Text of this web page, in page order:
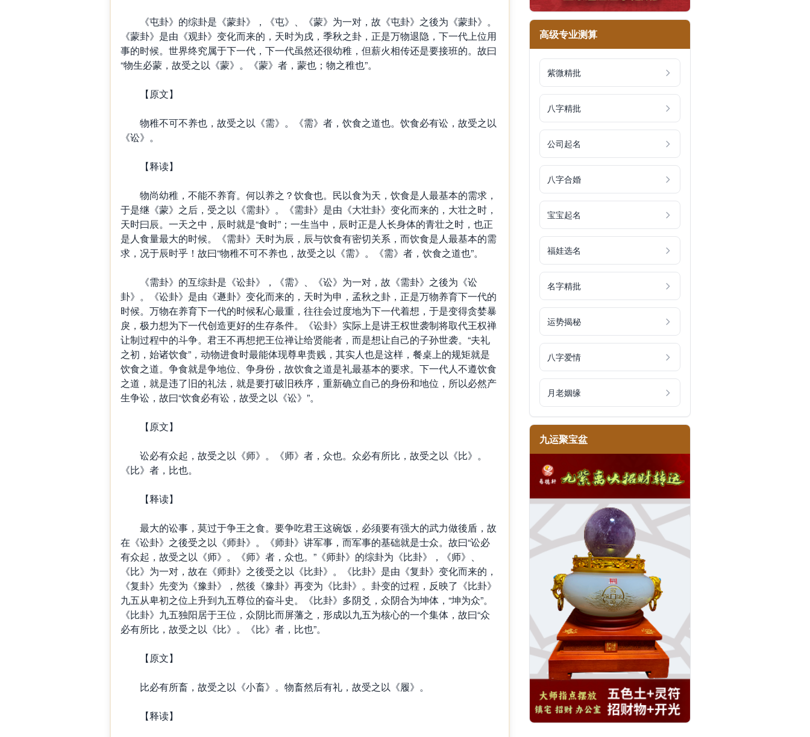
《屯卦》的综卦是《蒙卦》，《屯》、《蒙》为一对，故《屯卦》之後为《蒙卦》。
《蒙卦》是由《观卦》变化而来的，天时为戌，季秋之卦，正是万物退隐，下一代上位用
事的时候。世界终究属于下一代，下一代虽然还很幼稚，但薪火相传还是要接班的。故曰
“物生必蒙，故受之以《蒙》。《蒙》者，蒙也；物之稚也”。
【原文】
物稚不可不养也，故受之以《需》。《需》者，饮食之道也。饮食必有讼，故受之以
《讼》。
【释读】
物尚幼稚，不能不养育。何以养之？饮食也。民以食为天，饮食是人最基本的需求，
于是继《蒙》之后，受之以《需卦》。《需卦》是由《大壮卦》变化而来的，大壮之时，
天时曰辰。一天之中，辰时就是“食时”；一生当中，辰时正是人长身体的青壮之时，也正
是人食量最大的时候。《需卦》天时为辰，辰与饮食有密切关系，而饮食是人最基本的需
求，况于辰时乎！故曰“物稚不可不养也，故受之以《需》。《需》者，饮食之道也”。
《需卦》的互综卦是《讼卦》，《需》、《讼》为一对，故《需卦》之後为《讼
卦》。《讼卦》是由《遯卦》变化而来的，天时为申，孟秋之卦，正是万物养育下一代的
时候。万物在养育下一代的时候私心最重，往往会过度地为下一代着想，于是变得贪婪暴
戾，极力想为下一代创造更好的生存条件。《讼卦》实际上是讲王权世袭制将取代王权禅
让制过程中的斗争。君王不再想把王位禅让给贤能者，而是想让自己的子孙世袭。“夫礼
之初，始诸饮食”，动物进食时最能体现尊卑贵贱，其实人也是这样，餐桌上的规矩就是
饮食之道。争食就是争地位、争身份，故饮食之道是礼最基本的要求。下一代人不遵饮食
之道，就是违了旧的礼法，就是要打破旧秩序，重新确立自己的身份和地位，所以必然产
生争讼，故曰“饮食必有讼，故受之以《讼》”。
【原文】
讼必有众起，故受之以《师》。《师》者，众也。众必有所比，故受之以《比》。
《比》者，比也。
【释读】
最大的讼事，莫过于争王之食。要争吃君王这碗饭，必须要有强大的武力做後盾，故
在《讼卦》之後受之以《师卦》。《师卦》讲军事，而军事的基础就是士众。故曰“讼必
有众起，故受之以《师》。《师》者，众也。”《师卦》的综卦为《比卦》，《师》、
《比》为一对，故在《师卦》之後受之以《比卦》。《比卦》是由《复卦》变化而来的，
《复卦》先变为《豫卦》，然後《豫卦》再变为《比卦》。卦变的过程，反映了《比卦》
九五从卑初之位上升到九五尊位的奋斗史。《比卦》多阴爻，众阴合为坤体，“坤为众”。
《比卦》九五独阳居于王位，众阴比而屏藩之，形成以九五为核心的一个集体，故曰“众
必有所比，故受之以《比》。《比》者，比也”。
【原文】
比必有所畜，故受之以《小畜》。物畜然后有礼，故受之以《履》。
【释读】
高级专业测算
紫微精批
八字精批
公司起名
八字合婚
宝宝起名
福娃选名
名字精批
运势揭秘
八字爱情
月老姻缘
九运聚宝盆